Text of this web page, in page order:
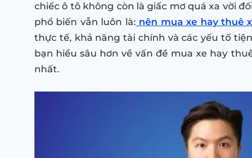
chiếc ô tô không còn là giấc mơ quá xa vời
phổ biến vẫn luôn là: nên mua xe hay thuê
thực tế, khả năng tài chính và các yếu tố
bạn hiểu sâu hơn về vấn đề mua xe hay
nhất.